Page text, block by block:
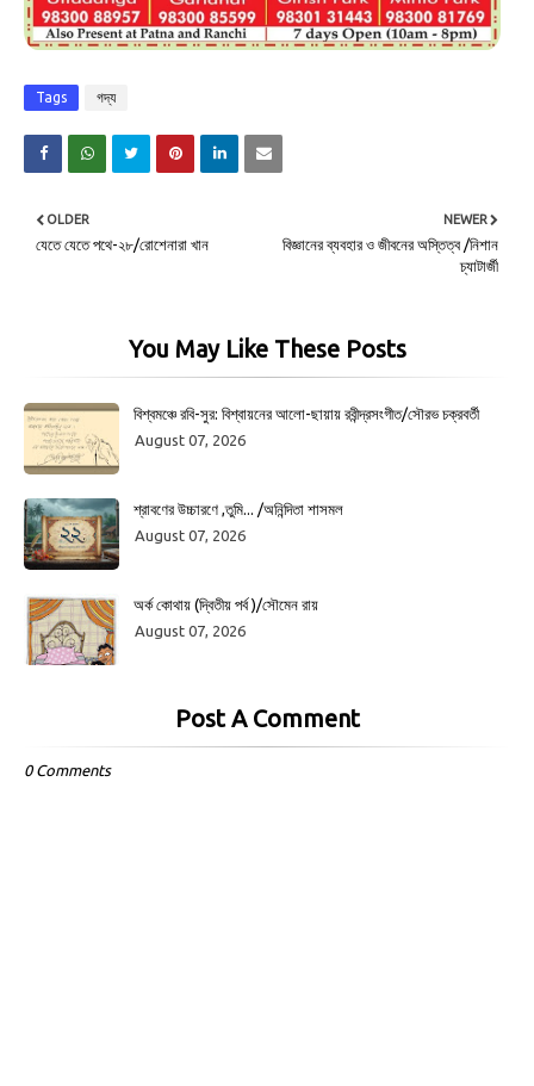
Tags গদ্য
NEWER
বিজ্ঞানের ব্যবহার ও জীবনের অস্তিত্ব /নিশান
চ্যাটার্জী
OLDER
যেতে যেতে পথে-২৮/রোশেনারা খান
You May Like These Posts
বিশ্বমঞ্চে রবি-সুর: বিশ্বায়নের আলো-ছায়ায় রবীন্দ্রসংগীত/সৌরভ চক্রবর্তী
August 07, 2026
শ্রাবণের উচ্চারণে ,তুমি... /অনিন্দিতা শাসমল
August 07, 2026
অর্ক কোথায় (দ্বিতীয় পর্ব )/সৌমেন রায়
August 07, 2026
Post A Comment
0 Comments